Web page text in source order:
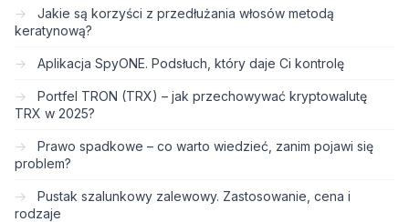
Jakie są korzyści z przedłużania włosów metodą
keratynową?
Aplikacja SpyONE. Podsłuch, który daje Ci kontrolę
Portfel TRON (TRX) – jak przechowywać kryptowalutę
TRX w 2025?
Prawo spadkowe – co warto wiedzieć, zanim pojawi się
problem?
Pustak szalunkowy zalewowy. Zastosowanie, cena i
rodzaje